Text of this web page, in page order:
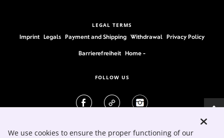
LEGAL TERMS
Imprint Legals Payment and Shipping Withdrawal Privacy Policy
Barrierefreiheit Home -
FOLLOW US
We use cookies to ensure the proper functioning of our